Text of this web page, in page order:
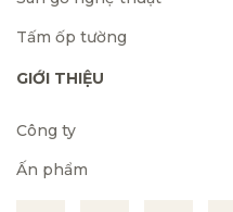
Tấm ốp tường
GIỚI THIỆU
Công ty
Ấn phẩm